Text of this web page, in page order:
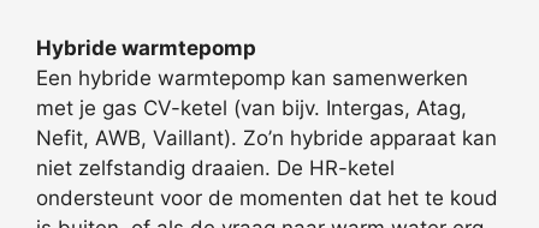
Hybride warmtepomp
Een hybride warmtepomp kan samenwerken
met je gas CV-ketel (van bijv. Intergas, Atag,
Nefit, AWB, Vaillant). Zo’n hybride apparaat kan
niet zelfstandig draaien. De HR-ketel
ondersteunt voor de momenten dat het te koud